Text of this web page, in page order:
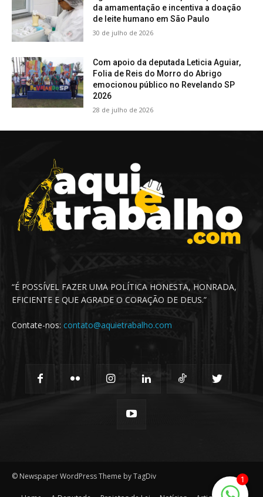
da amamentação e incentiva a doação
de leite humano em São Paulo
30 de julho de 2026
Com apoio da deputada Leticia Aguiar,
Folia de Reis do Morro do Abrigo
emocionou público no Revelando SP
2026
28 de julho de 2026
“É POSSÍVEL FAZER UMA POLÍTICA HONESTA, HONRADA,
EFICIENTE E QUE AGRADE O CORAÇÃO DE DEUS.”
Contate-nos: contato@aquietrabalho.com
© Newspaper WordPress Theme by TagDiv 1